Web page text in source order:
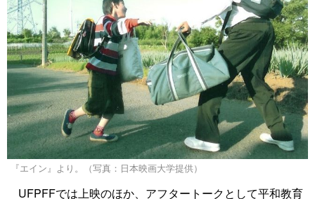
『エイン』より。（写真：日本映画大学提供）
UFPFFでは上映のほか、アフタートークとして平和教育